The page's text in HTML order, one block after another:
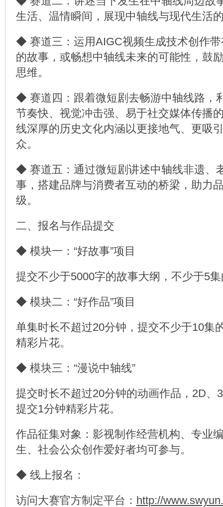
生活、温情瞬间，展现中轴线与现代生活
◆ 赛道三：运用AIGC视频生成技术创作
的故事，或畅想中轴线未来的可能性，鼓
思维。
◆ 赛道四：跟着微短剧去畅游中轴线路，
节奏快、视觉冲击强、易于社交媒体传播
线深厚的历史文化内涵以更接地气、更吸
众。
◆ 赛道五：通过微短剧讲述中轴线非遗、
事，搭建品牌与消费者互动的桥梁，助力
级。
二、报名与作品提交
◆ 模块一：“好故事”项目
提交不少于5000字的故事大纲，不少于5
◆ 模块二：“好作品”项目
单集时长不超过20分钟，提交不少于10集
精彩片花。
◆ 模块三：“漫说中轴线”
提交时长不超过20分钟的动画作品，2D、
提交1分钟精彩片花。
作品征集对象：影视制作经营机构、专业
生、社会公众创作爱好者均可参与。
◆ 线上报名：
访问大赛官方制定平台： http://